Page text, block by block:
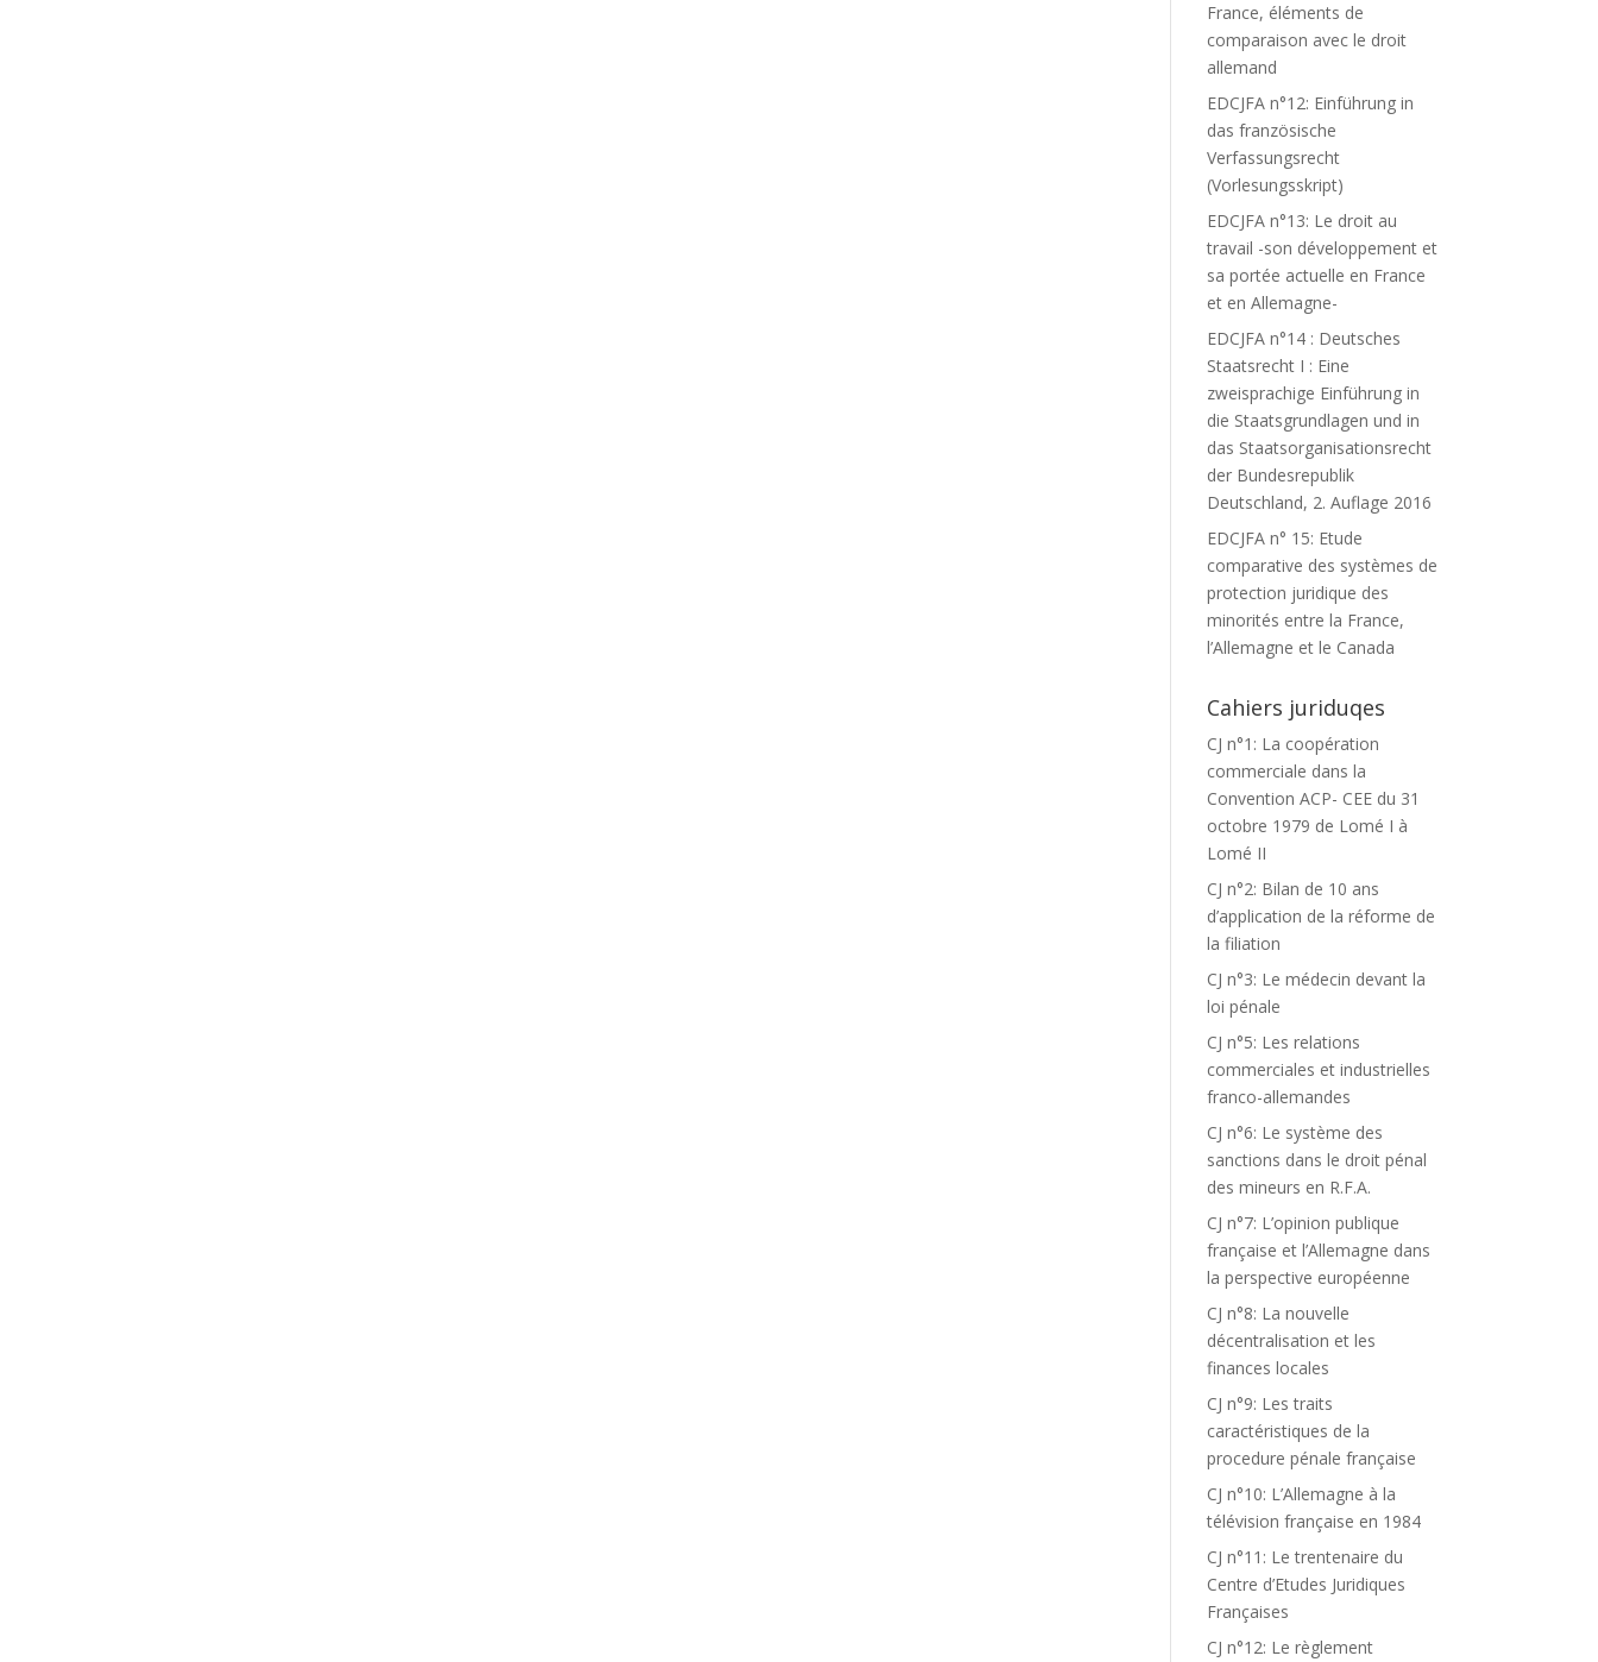
France, éléments de
comparaison avec le droit
allemand
EDCJFA n°12: Einführung in
das französische
Verfassungsrecht
(Vorlesungsskript)
EDCJFA n°13: Le droit au
travail -son développement et
sa portée actuelle en France
et en Allemagne-
EDCJFA n°14 : Deutsches
Staatsrecht I : Eine
zweisprachige Einführung in
die Staatsgrundlagen und in
das Staatsorganisationsrecht
der Bundesrepublik
Deutschland, 2. Auflage 2016
EDCJFA n° 15: Etude
comparative des systèmes de
protection juridique des
minorités entre la France,
l’Allemagne et le Canada
Cahiers juriduqes
CJ n°1: La coopération
commerciale dans la
Convention ACP- CEE du 31
octobre 1979 de Lomé I à
Lomé II
CJ n°2: Bilan de 10 ans
d’application de la réforme de
la filiation
CJ n°3: Le médecin devant la
loi pénale
CJ n°5: Les relations
commerciales et industrielles
franco-allemandes
CJ n°6: Le système des
sanctions dans le droit pénal
des mineurs en R.F.A.
CJ n°7: L’opinion publique
française et l’Allemagne dans
la perspective européenne
CJ n°8: La nouvelle
décentralisation et les
finances locales
CJ n°9: Les traits
caractéristiques de la
procedure pénale française
CJ n°10: L’Allemagne à la
télévision française en 1984
CJ n°11: Le trentenaire du
Centre d’Etudes Juridiques
Françaises
CJ n°12: Le règlement